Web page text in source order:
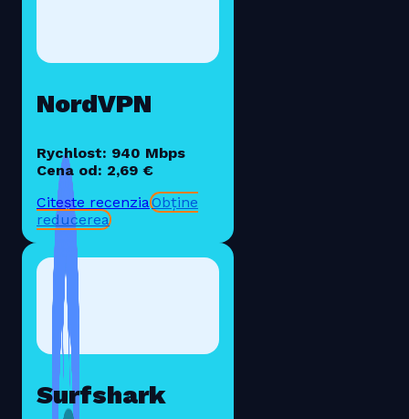
NordVPN
Rychlost: 940 Mbps
Cena od: 2,69 €
Citește recenziaObține
reducerea
Surfshark